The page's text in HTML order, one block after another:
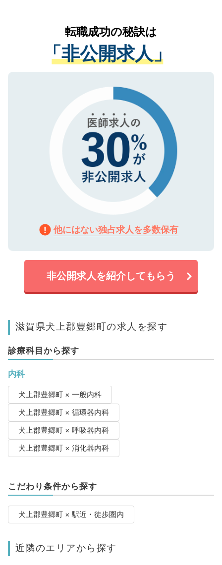
は、個人情報の取り扱いについての厳密な
管理基準を満たした事業者のみに付与され
る、プライバシーマークを取得済みです。
で、機密保持に関してもご安心ください。
かがいして、現在の医療機関の状況や紹介
経験をまじえながら、適切なアドバイスを
させていただきます。すぐにご転職をされ
ない方には、長期的なサポートが可能です
ので、まずはご登録ください。
転職成功の秘訣は
「非公開求人」
他にはない独占求人を多数保有
非公開求人を紹介してもらう
滋賀県犬上郡豊郷町の求人を探す
診療科目から探す
内科
犬上郡豊郷町 × 一般内科
犬上郡豊郷町 × 循環器内科
犬上郡豊郷町 × 呼吸器内科
犬上郡豊郷町 × 消化器内科
こだわり条件から探す
犬上郡豊郷町 × 駅近・徒歩圏内
近隣のエリアから探す